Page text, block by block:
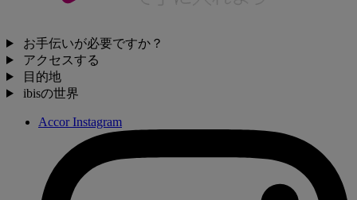
お手伝いが必要ですか？
アクセスする
目的地
ibisの世界
Accor Instagram